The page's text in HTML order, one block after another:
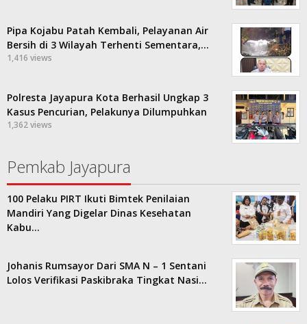
Pipa Kojabu Patah Kembali, Pelayanan Air
Bersih di 3 Wilayah Terhenti Sementara,…
1,416 views
Polresta Jayapura Kota Berhasil Ungkap 3
Kasus Pencurian, Pelakunya Dilumpuhkan
1,362 views
Pemkab Jayapura
100 Pelaku PIRT Ikuti Bimtek Penilaian
Mandiri Yang Digelar Dinas Kesehatan
Kabu…
Johanis Rumsayor Dari SMA N – 1 Sentani
Lolos Verifikasi Paskibraka Tingkat Nasi…